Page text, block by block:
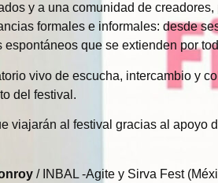
y a una comunidad de
formales e informales: desde
que se extienden por
vivo de escucha, intercambio y
del festival.
viajarán al festival gracias al apoyo
/ INBAL -Agite y Sirva Fest